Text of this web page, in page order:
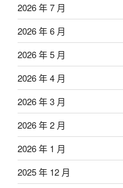
2026 年 7 月
2026 年 6 月
2026 年 5 月
2026 年 4 月
2026 年 3 月
2026 年 2 月
2026 年 1 月
2025 年 12 月